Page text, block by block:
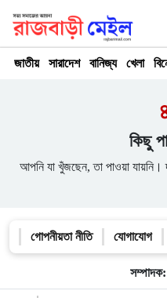
জাতীয় সারাদেশ বানিজ্য খেলা
কিছু
আপনি যা খুঁজছেন, তা পাওয়া যায়নি।
গোপনীয়তা নীতি যোগাযোগ
সম্পাদক: